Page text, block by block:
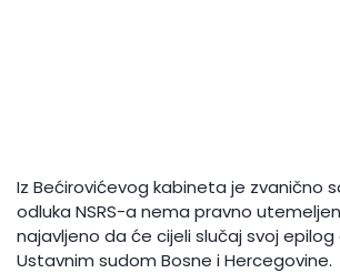
Iz Bećirovićevog kabineta je zvanično
odluka NSRS-a nema pravno
najavljeno da će cijeli slučaj svoj
Ustavnim sudom Bosne i Hercegovine.